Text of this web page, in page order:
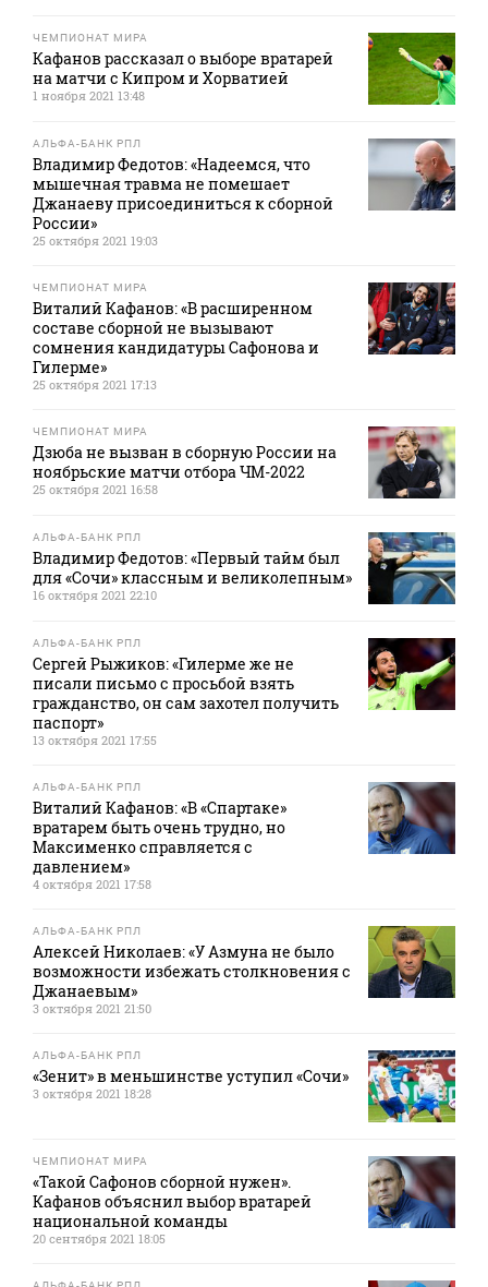
ЧЕМПИОНАТ МИРА
Кафанов рассказал о выборе вратарей
на матчи с Кипром и Хорватией
1 ноября 2021 13:48
АЛЬФА-БАНК РПЛ
Владимир Федотов: «Надеемся, что
мышечная травма не помешает
Джанаеву присоединиться к сборной
России»
25 октября 2021 19:03
ЧЕМПИОНАТ МИРА
Виталий Кафанов: «В расширенном
составе сборной не вызывают
сомнения кандидатуры Сафонова и
Гилерме»
25 октября 2021 17:13
ЧЕМПИОНАТ МИРА
Дзюба не вызван в сборную России на
ноябрьские матчи отбора ЧМ-2022
25 октября 2021 16:58
АЛЬФА-БАНК РПЛ
Владимир Федотов: «Первый тайм был
для «Сочи» классным и великолепным»
16 октября 2021 22:10
АЛЬФА-БАНК РПЛ
Сергей Рыжиков: «Гилерме же не
писали письмо с просьбой взять
гражданство, он сам захотел получить
паспорт»
13 октября 2021 17:55
АЛЬФА-БАНК РПЛ
Виталий Кафанов: «В «Спартаке»
вратарем быть очень трудно, но
Максименко справляется с
давлением»
4 октября 2021 17:58
АЛЬФА-БАНК РПЛ
Алексей Николаев: «У Азмуна не было
возможности избежать столкновения с
Джанаевым»
3 октября 2021 21:50
АЛЬФА-БАНК РПЛ
«Зенит» в меньшинстве уступил «Сочи»
3 октября 2021 18:28
ЧЕМПИОНАТ МИРА
«Такой Сафонов сборной нужен».
Кафанов объяснил выбор вратарей
национальной команды
20 сентября 2021 18:05